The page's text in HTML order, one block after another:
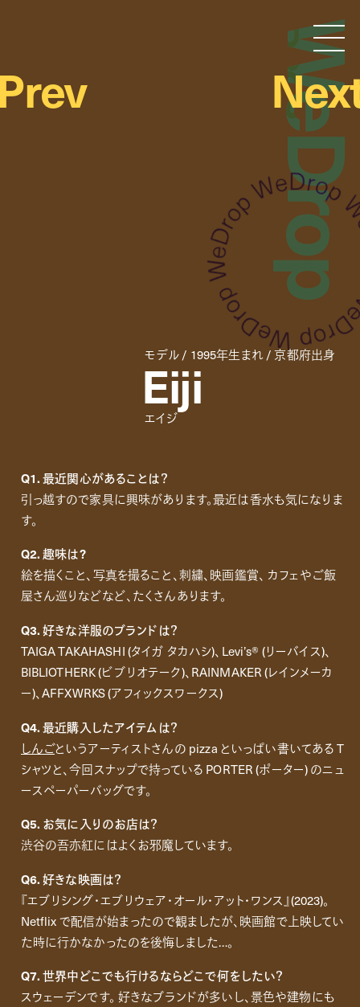
Droptokyo
モデル / 1995年生まれ / 京都府出身
Eiji
エイジ
Q1. 最近関心があることは？
引っ越すので家具に興味があります。最近は香水も気になりま
す。
Q2. 趣味は?
絵を描くこと、写真を撮ること、刺繍、映画鑑賞、 カフェやご飯
屋さん巡りなどなど、たくさんあります。
Q3. 好きな洋服のブランドは？
TAIGA TAKAHASHI (タイガ タカハシ)、Levi’s®︎ (リーバイス)、
BIBLIOTHERK (ビブリオテーク)、RAINMAKER (レインメーカ
ー)、AFFXWRKS (アフィックスワークス)
Q4. 最近購入したアイテムは？
しんごというアーティストさんの pizza といっぱい書いてある T
シャツと、今回スナップで持っている PORTER (ポーター) のニュ
ースペーパーバッグです。
Q5. お気に入りのお店は？
渋谷の吾亦紅にはよくお邪魔しています。
Q6.好きな映画は？
『エブリシング・エブリウェア・オール・アット・ワンス』(2023)。
Netflix で配信が始まったので観ましたが、映画館で上映してい
た時に行かなかったのを後悔しました…。
Q7. 世界中どこでも行けるならどこで何をしたい？
スウェーデンです。 好きなブランドが多いし、景色や建物にも